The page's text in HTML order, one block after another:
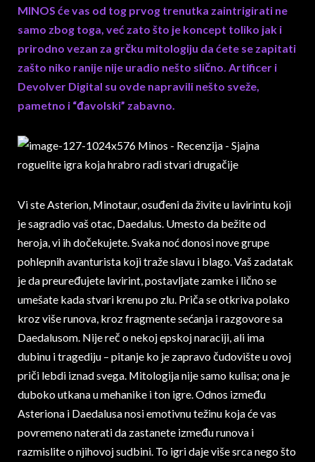
MINOS će vas od tog prvog trenutka zaintrigirati ne
samo zbog toga, već zato što je koncept toliko jak i
prirodno vezan za grčku mitologiju da ćete se zapitati
zašto niko ranije nije uradio nešto slično. Artificer i
Devolver Digital su ovde napravili nešto sveže,
pametno i “đavolski” zabavno.
Vi ste Asterion, Minotaur, osuđeni da živite u lavirintu koji
je sagradio vaš otac, Daedalus. Umesto da bežite od
heroja, vi ih dočekujete. Svaka noć donosi nove grupe
pohlepnih avanturista koji traže slavu i blago. Vaš zadatak
je da preuređujete lavirint, postavljate zamke i lično se
umešate kada stvari krenu po zlu. Priča se otkriva polako
kroz više runova, kroz fragmente sećanja i razgovore sa
Daedalusom. Nije reč o nekoj epskoj naraciji, ali ima
dubinu i tragediju – pitanje ko je zapravo čudovište u ovoj
priči lebdi iznad svega. Mitologija nije samo kulisa; ona je
duboko utkana u mehanike i ton igre. Odnos između
Asteriona i Daedalusa nosi emotivnu težinu koja će vas
povremeno naterati da zastanete između runova i
razmislite o njihovoj sudbini. To igri daje više srca nego što